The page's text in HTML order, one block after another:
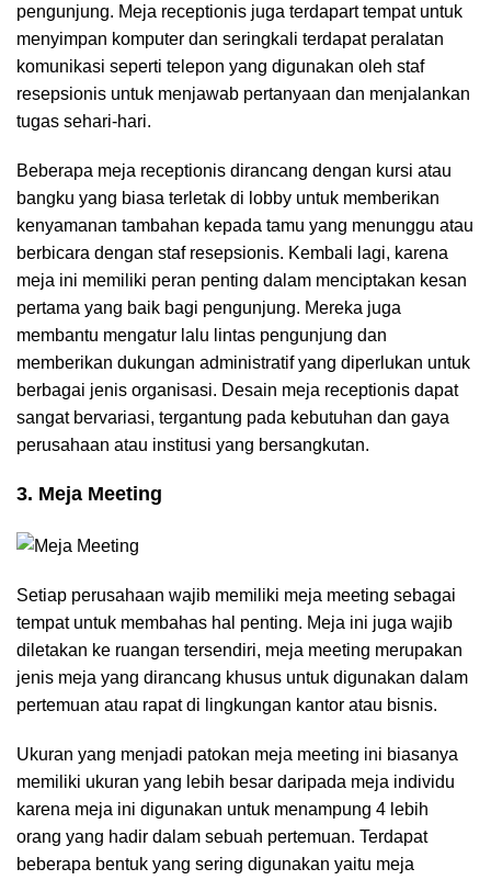
pengunjung. Meja receptionis juga terdapart tempat untuk
menyimpan komputer dan seringkali terdapat peralatan
komunikasi seperti telepon yang digunakan oleh staf
resepsionis untuk menjawab pertanyaan dan menjalankan
tugas sehari-hari.
Beberapa meja receptionis dirancang dengan kursi atau
bangku yang biasa terletak di lobby untuk memberikan
kenyamanan tambahan kepada tamu yang menunggu atau
berbicara dengan staf resepsionis. Kembali lagi, karena
meja ini memiliki peran penting dalam menciptakan kesan
pertama yang baik bagi pengunjung. Mereka juga
membantu mengatur lalu lintas pengunjung dan
memberikan dukungan administratif yang diperlukan untuk
berbagai jenis organisasi. Desain meja receptionis dapat
sangat bervariasi, tergantung pada kebutuhan dan gaya
perusahaan atau institusi yang bersangkutan.
3. Meja Meeting
Setiap perusahaan wajib memiliki meja meeting sebagai
tempat untuk membahas hal penting. Meja ini juga wajib
diletakan ke ruangan tersendiri, meja meeting merupakan
jenis meja yang dirancang khusus untuk digunakan dalam
pertemuan atau rapat di lingkungan kantor atau bisnis.
Ukuran yang menjadi patokan meja meeting ini biasanya
memiliki ukuran yang lebih besar daripada meja individu
karena meja ini digunakan untuk menampung 4 lebih
orang yang hadir dalam sebuah pertemuan. Terdapat
beberapa bentuk yang sering digunakan yaitu meja